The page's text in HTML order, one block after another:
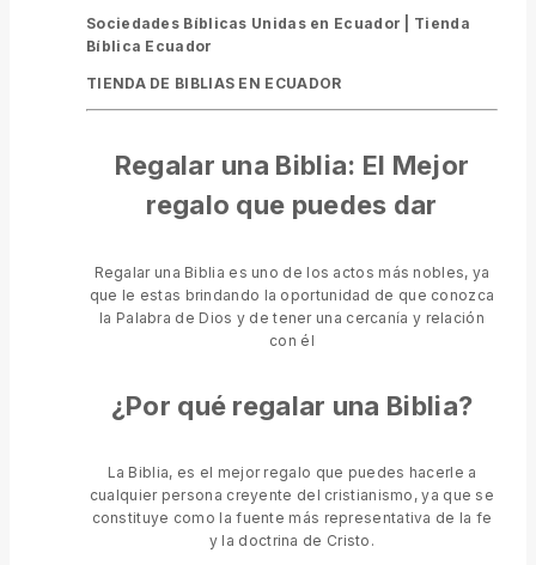
Sociedades Bíblicas Unidas en Ecuador | Tienda
Bíblica Ecuador
TIENDA DE BIBLIAS EN ECUADOR
Regalar una Biblia: El Mejor
regalo que puedes dar
Regalar una Biblia es uno de los actos más nobles, ya
que le estas brindando la oportunidad de que conozca
la Palabra de Dios y de tener una cercanía y relación
con él
¿Por qué regalar una Biblia?
La Biblia, es el mejor regalo que puedes hacerle a
cualquier persona creyente del cristianismo, ya que se
constituye como la fuente más representativa de la fe
y la doctrina de Cristo.